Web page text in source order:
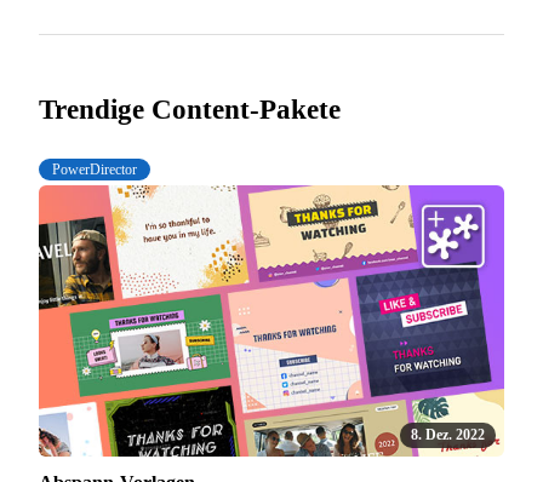
Trendige Content-Pakete
PowerDirector
8. Dez. 2022